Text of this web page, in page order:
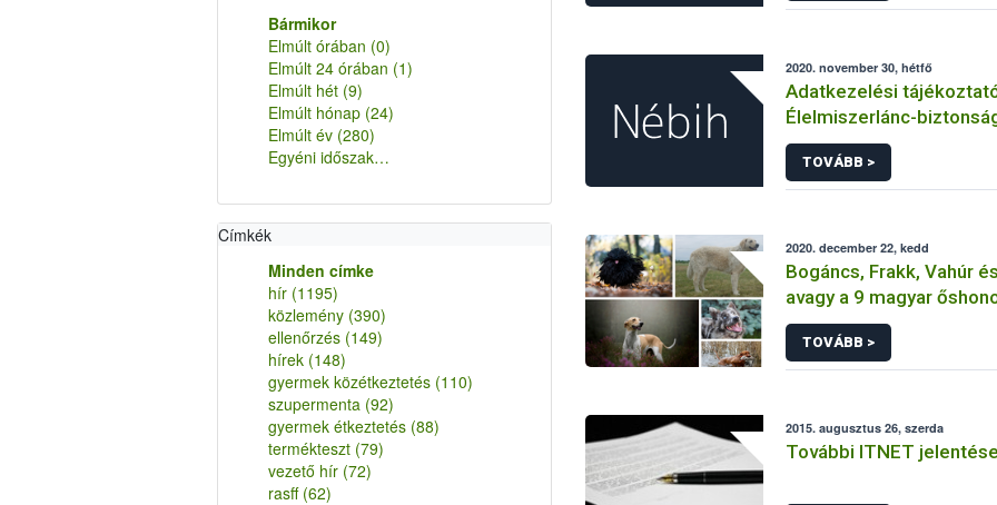
Bármikor
Elmúlt órában (0)
Elmúlt 24 órában (1)
Elmúlt hét (9)
Elmúlt hónap (24)
Elmúlt év (280)
Egyéni időszak…
Címkék
Minden címke
hír (1195)
közlemény (390)
ellenőrzés (149)
hírek (148)
gyermek közétkeztetés (110)
szupermenta (92)
gyermek étkeztetés (88)
termékteszt (79)
vezető hír (72)
rasff (62)
vonatkozásában
2020. november 30, hétfő
Adatkezelési
Élelmiszerlánc-
Hivatal
érintetti jogok
összefüggő
TOVÁBB >
2020. december 22, kedd
Bogáncs, Frakk, Vahúr
avagy a 9 magyar
TOVÁBB >
2015. augusztus 26, szerda
További ITNET